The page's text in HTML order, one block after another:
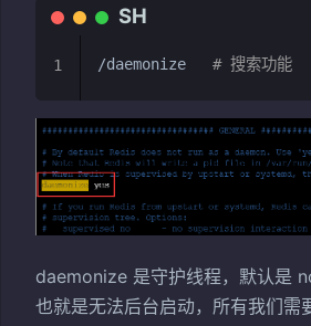
/daemonize # 搜索功能
1
daemonize 是守护线程，默认是
也就是无法后台启动，所有我们需